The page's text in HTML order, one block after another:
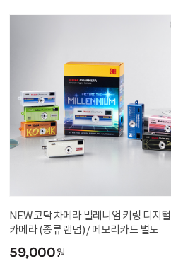
NEW 코닥 차메라 밀레니엄 키링 디지털
카메라 (종류 랜덤) / 메모리카드 별도
59,000원